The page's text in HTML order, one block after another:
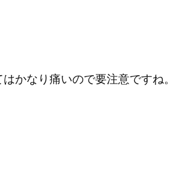
かなり痛いので要注意ですね。